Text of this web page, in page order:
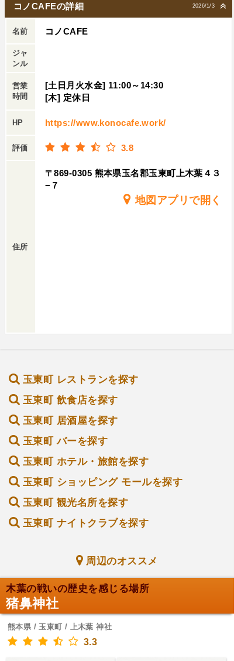
2026/1/3
コノCAFEの詳細
名前 コノCAFE
ジャ
ンル
営業
時間
[土日月火水金] 11:00～14:30
[木] 定休日
HP https://www.konocafe.work/
評価 3.8
住所
〒869-0305 熊本県玉名郡玉東町上木葉４３
−７
地図アプリで開く
玉東町 レストランを探す
玉東町 飲食店を探す
玉東町 居酒屋を探す
玉東町 バーを探す
玉東町 ホテル・旅館を探す
玉東町 ショッピング モールを探す
玉東町 観光名所を探す
玉東町 ナイトクラブを探す
周辺のオススメ
木葉の戦いの歴史を感じる場所
猪鼻神社
熊本県 / 玉東町 / 上木葉 神社
3.3